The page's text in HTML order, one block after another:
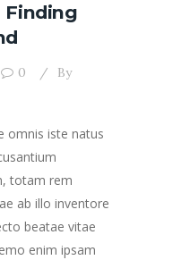
Finding
0
By
omnis iste natus
totam rem
ab illo inventore
beatae vitae
enim ipsam